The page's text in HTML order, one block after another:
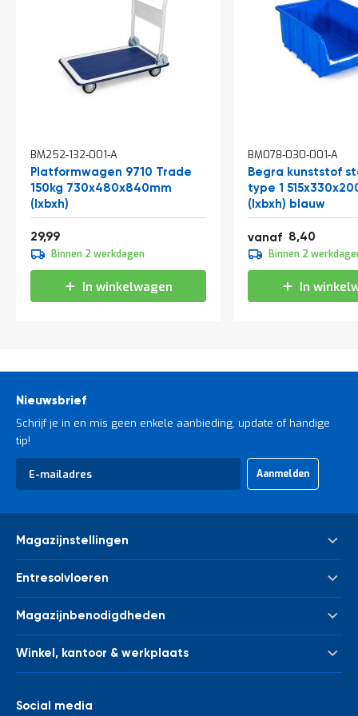
BM252-132-001-A
Platformwagen 9710 Trade
150kg 730x480x840mm
(lxbxh)
29,99
winkelwagen
Binnen 2 werkdagen
In winkelwagen
BM078-030-001-A
Begra kunststof
type 1
(lxbxh) blauw
vanaf 8,40
10,16
9,30
11,25
winkelwagen
Binnen 2
In
Nieuwsbrief
Schrijf je in en mis geen enkele aanbieding, update of handige
tip!
Abonneer
op
Aanmelden
Magazijnstellingen
Link 51 Palletstelling
Houten legbordstelling
Grootvakstelling
Entresolvloeren
Trappen
Kolombeschermers
Magazijnbenodigdheden
Werkbanken en werktafels
Winkel, kantoor & werkplaats
Afvalverwerking
Social media